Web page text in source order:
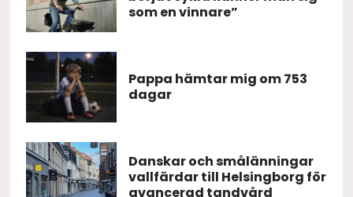
som en vinnare”
Pappa hämtar mig om 753
dagar
Danskar och smålänningar
vallfärdar till Helsingborg för
avancerad tandvård